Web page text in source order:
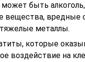
быть алкоголь,
вещества, вредные
металлы.
которые
воздействие на